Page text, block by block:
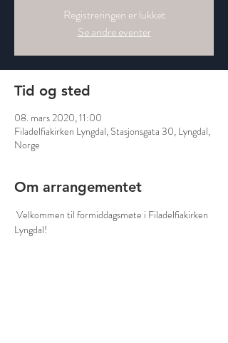
Registreringen er lukket
Se andre eventer
Tid og sted
08. mars 2020, 11:00
Filadelfiakirken Lyngdal, Stasjonsgata 30, Lyngdal,
Norge
Om arrangementet
Velkommen til formiddagsmøte i Filadelfiakirken
Lyngdal!